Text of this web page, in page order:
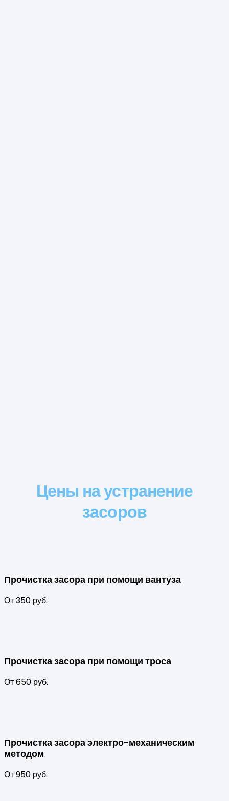
Цены на устранение
засоров
Прочистка засора при помощи вантуза
От 350 руб.
Прочистка засора при помощи троса
От 650 руб.
Прочистка засора электро-механическим
методом
От 950 руб.